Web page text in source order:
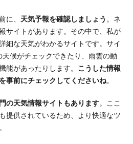
に、 天気予報を確認しましょう 。ネ
サイトがあります。その中で、私が
細な天気がわかるサイトです。サイ
天候がチェックできたり、雨雲の動
能があったりします。 こうした情報
事前にチェックしてくださいね。
の天気情報サイトもあります。ここ
提供されているため、より快適なツ